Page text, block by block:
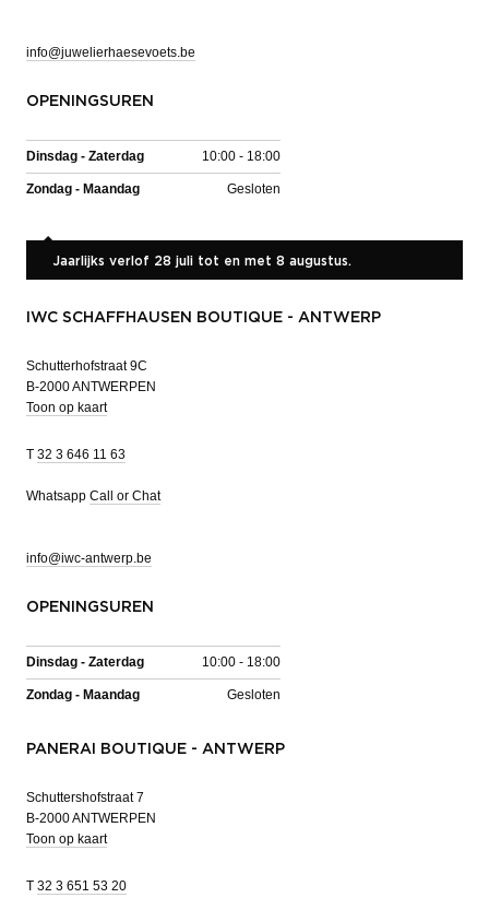
info@juwelierhaesevoets.be
OPENINGSUREN
Dinsdag - Zaterdag 10:00 - 18:00
Zondag - Maandag Gesloten
Jaarlijks verlof 28 juli tot en met 8 augustus.
IWC SCHAFFHAUSEN BOUTIQUE - ANTWERP
Schutterhofstraat 9C
B-2000 ANTWERPEN
Toon op kaart
T 32 3 646 11 63
Whatsapp Call or Chat
info@iwc-antwerp.be
OPENINGSUREN
Dinsdag - Zaterdag 10:00 - 18:00
Zondag - Maandag Gesloten
PANERAI BOUTIQUE - ANTWERP
Schuttershofstraat 7
B-2000 ANTWERPEN
Toon op kaart
T 32 3 651 53 20